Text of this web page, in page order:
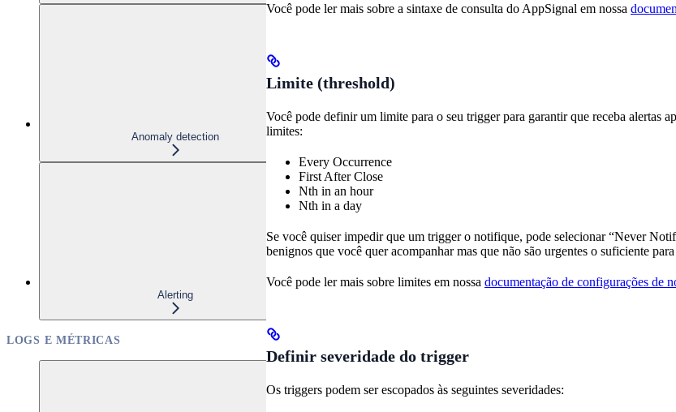
Anomaly detection
Alerting
LOGS E MÉTRICAS
Você pode ler mais sobre a sintaxe de consulta do AppSignal em nossa
Limite (threshold)
Você pode definir um limite para o seu trigger para garantir que receba alertas
limites:
Every Occurrence
First After Close
Nth in an hour
Nth in a day
Se você quiser impedir que um trigger o notifique, pode selecionar “Never
benignos que você quer acompanhar mas que não são urgentes o suficiente
Você pode ler mais sobre limites em nossa documentação de configurações de
Definir severidade do trigger
Os triggers podem ser escopados às seguintes severidades: